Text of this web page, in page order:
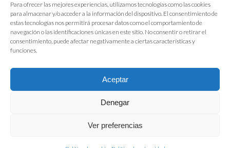
Para ofrecer las mejores experiencias, utilizamos tecnologías como las cookies
para almacenar y/o acceder a la información del dispositivo. El consentimiento de
estas tecnologías nos permitirá procesar datos como el comportamiento de
navegación o las identificaciones únicas en este sitio. No consentir o retirar el
consentimiento, puede afectar negativamente a ciertas características y
funciones.
Aceptar
Denegar
Ver preferencias
FIAB Federación Española de Industrias de la Alimentación y Bebidas